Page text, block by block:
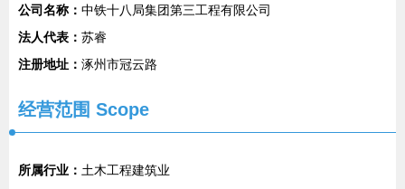
公司名称： 中铁十八局集团第三工程有限公司
法人代表： 苏睿
注册地址： 涿州市冠云路
经营范围 Scope
所属行业： 土木工程建筑业